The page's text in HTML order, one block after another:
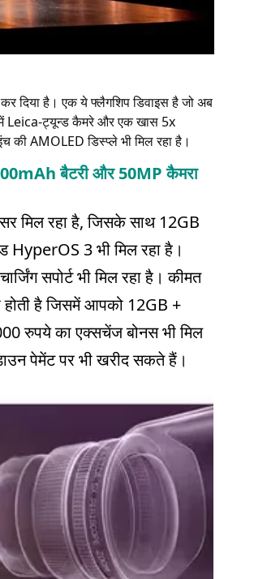
दिया है। एक ये फ्लैगशिप डिवाइस है जो अब
में Leica-ट्यून्ड कैमरे और एक खास 5x
की AMOLED डिस्प्ले भी मिल रहा है।
बैटरी और 50MP कैमरा
मिल रहा है, जिसके साथ 12GB
3 भी मिल रहा है।
सपोर्ट भी मिल रहा है। कीमत
है जिसमें आपको 12GB +
रुपये का एक्सचेंज बोनस भी मिल
पेमेंट पर भी खरीद सकते हैं।